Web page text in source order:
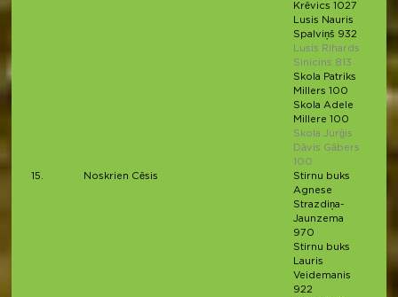
15. Noskrien Cēsis
Krēvics 1027
Lusis Nauris
Spalviņš 932
Lusis Rihards
Sinicins 813
Skola Patriks
Millers 100
Skola Adele
Millere 100
Skola Jurģis
Dāvis Gābers
100
Stirnu buks
Agnese
Strazdiņa-
Jaunzema
970
Stirnu buks
Lauris
Veidemanis
922